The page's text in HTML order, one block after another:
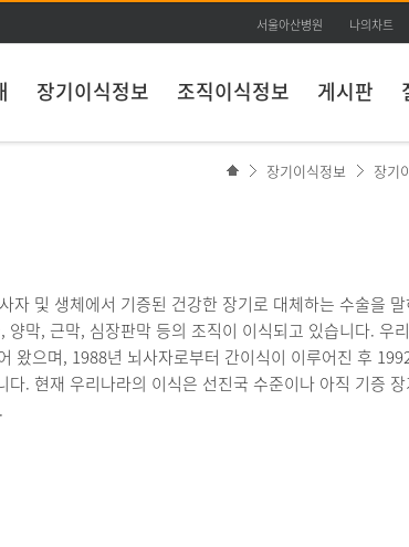
서울아산병원 나의차트
장기이식정보 조직이식정보 게시판
장기이식정보 장기
및 생체에서 기증된 건강한 장기로 대체하는 수술을
막, 근막, 심장판막 등의 조직이 이식되고 있습니다. 우
왔으며, 1988년 뇌사자로부터 간이식이 이루어진 후
. 현재 우리나라의 이식은 선진국 수준이나 아직 기증